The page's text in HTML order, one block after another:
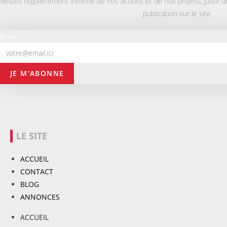
publication sur le site.
JE M'ABONNE
LE SITE
ACCUEIL
CONTACT
BLOG
ANNONCES
ACCUEIL